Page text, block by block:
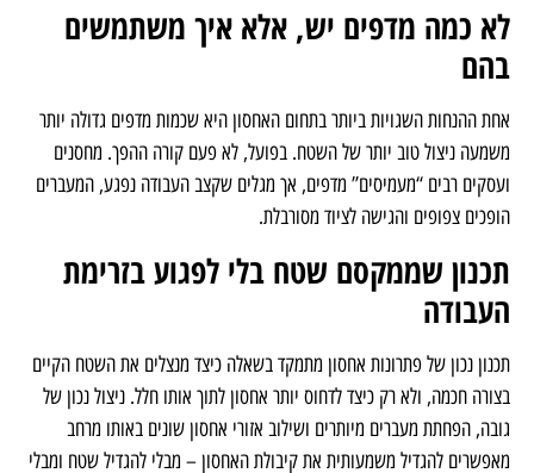
בזרימת העבודה ובנגישות היומיומית.
לא כמה מדפים יש, אלא איך משתמשים
בהם
אחת ההנחות השגויות ביותר בתחום האחסון היא שכמות מדפים גדולה יותר
משמעה ניצול טוב יותר של השטח. בפועל, לא פעם קורה ההפך. מחסנים
הופכים צפופים והגישה לציוד מסורבלת.
תכנון שממקסם שטח בלי לפגוע בזרימת
העבודה
תכנון נכון של פתרונות אחסון מתמקד בשאלה כיצד מנצלים את השטח הקיים
בצורה חכמה, ולא רק כיצד לדחוס יותר אחסון לתוך אותו חלל. ניצול נכון של